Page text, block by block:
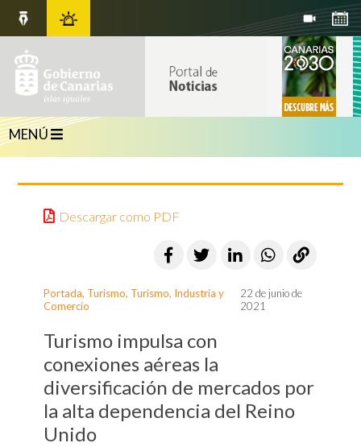
MENÚ
Descargar como PDF
Portada, Turismo, Turismo, Industria y
Comercio
22 de junio de
2021
Turismo impulsa con
conexiones aéreas la
diversificación de mercados por
la alta dependencia del Reino
Unido